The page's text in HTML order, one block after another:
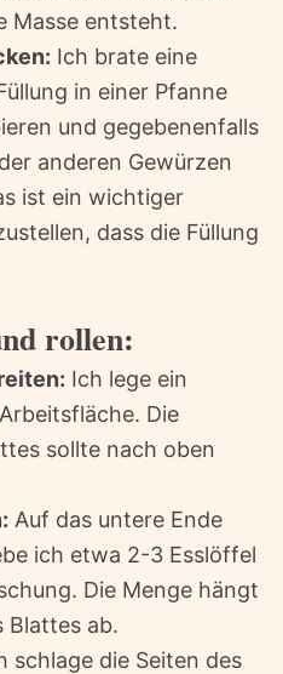
Masse entsteht.
Ich brate eine
in einer Pfanne
und gegebenenfalls
anderen Gewürzen
ist ein wichtiger
dass die Füllung
rollen:
Ich lege ein
Die
sollte nach oben
Auf das untere Ende
ich etwa 2-3 Esslöffel
Die Menge hängt
Blattes ab.
schlage die Seiten des